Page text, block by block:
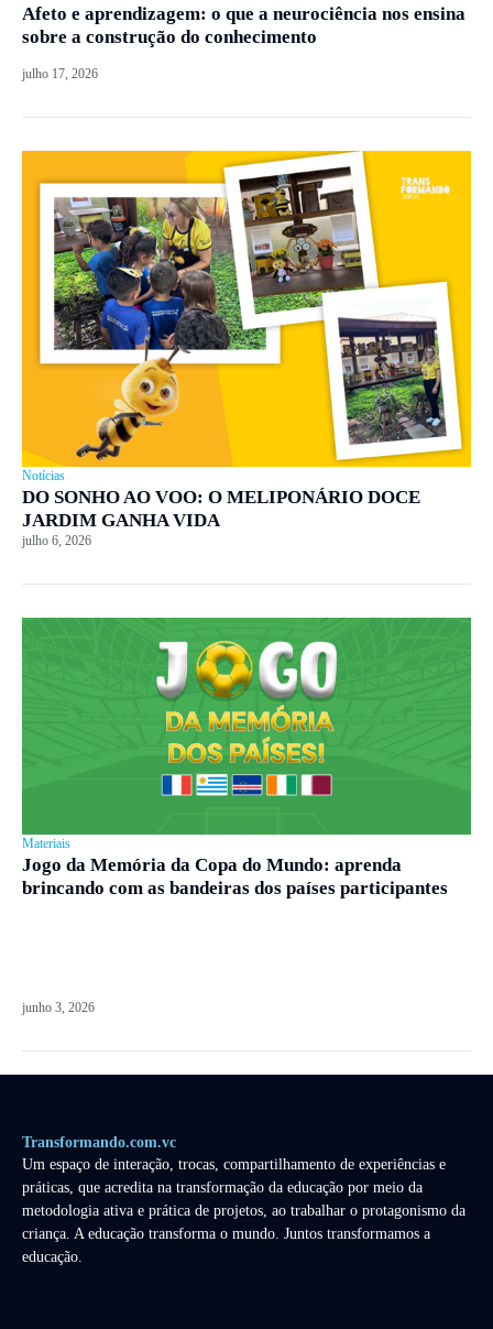
Afeto e aprendizagem: o que a neurociência nos ensina
sobre a construção do conhecimento
julho 17, 2026
Notícias
DO SONHO AO VOO: O MELIPONÁRIO DOCE
JARDIM GANHA VIDA
julho 6, 2026
Materiais
Jogo da Memória da Copa do Mundo: aprenda
brincando com as bandeiras dos países participantes
junho 3, 2026
Transformando.com.vc
Um espaço de interação, trocas, compartilhamento de experiências e
práticas, que acredita na transformação da educação por meio da
metodologia ativa e prática de projetos, ao trabalhar o protagonismo da
criança. A educação transforma o mundo. Juntos transformamos a
educação.